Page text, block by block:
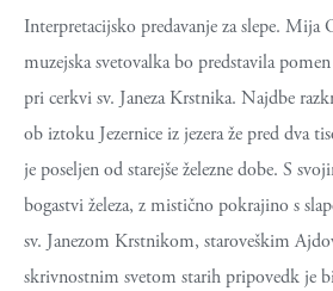
Interpretacijsko predavanje za slepe.
muzejska svetovalka bo predstavila
pri cerkvi sv. Janeza Krstnika. Najdbe
ob iztoku Jezernice iz jezera že pred dva
je poseljen od starejše železne dobe. S
bogastvi železa, z mistično pokrajino s
sv. Janezom Krstnikom, staroveškim
skrivnostnim svetom starih pripovedk je